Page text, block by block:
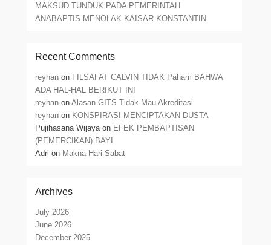
MAKSUD TUNDUK PADA PEMERINTAH
ANABAPTIS MENOLAK KAISAR KONSTANTIN
Recent Comments
reyhan on FILSAFAT CALVIN TIDAK Paham BAHWA
ADA HAL-HAL BERIKUT INI
reyhan onAlasan GITS Tidak Mau Akreditasi
reyhan on KONSPIRASI MENCIPTAKAN DUSTA
Pujihasana Wijayaon EFEK PEMBAPTISAN
(PEMERCIKAN) BAYI
Adri on Makna Hari Sabat
Archives
July 2026
June 2026
December 2025